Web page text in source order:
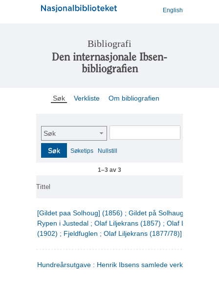
English
Bibliografi
Den internasjonale Ibsen-
bibliografien
Søk Verkliste Om bibliografien
Søk
Søk Søketips Nullstill
1–3 av 3
Tittel
[Gildet paa Solhoug] (1856) ; Gildet på Solhaug (1883) ;
Rypen i Justedal ; Olaf Liljekrans (1857) ; Olaf Liljekrans
(1902) ; Fjeldfuglen ; Olaf Liljekrans (1877/78)]
Hundreårsutgave : Henrik Ibsens samlede verker. 3